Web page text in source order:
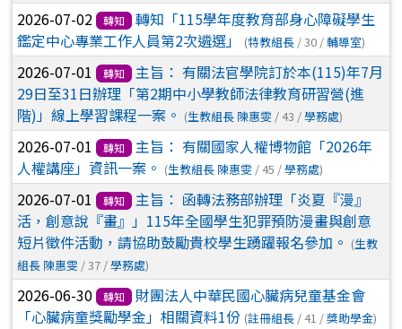
2026-07-02 轉知
轉知「115學年度教育部身心障礙學生
鑑定中心專業工作人員第2次遴選」
(特教組長 / 30 /輔導室)
2026-07-01 轉知
主旨： 有關法官學院訂於本(115)年7月
29日至31日辦理「第2期中小學教師法律教育研習營(進
階)」線上學習課程一案。 (生教組長 陳惠雯 / 43 /學務處)
2026-07-01 轉知
主旨： 有關國家人權博物館「2026年
人權講座」資訊一案。 (生教組長 陳惠雯 / 45 /學務處)
2026-07-01 轉知
主旨： 函轉法務部辦理「炎夏『漫』
活，創意說『畫』」115年全國學生犯罪預防漫畫與創意
短片徵件活動，請協助鼓勵貴校學生踴躍報名參加。 (生教
組長 陳惠雯 / 37 /學務處)
2026-06-30 轉知
財團法人中華民國心臟病兒童基金會
「心臟病童獎勵學金」相關資料1份 (註冊組長 / 41 /獎助學金)